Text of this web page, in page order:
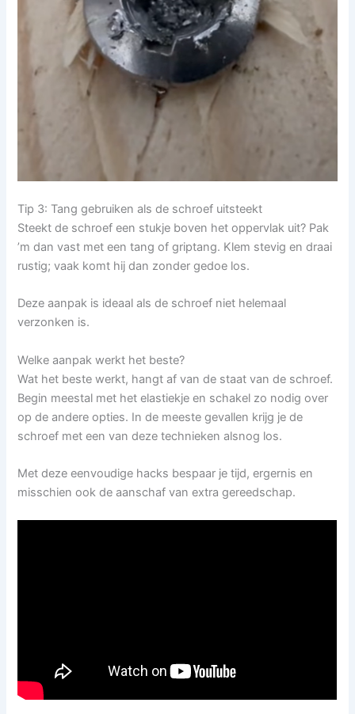
Tip 3: Tang gebruiken als de schroef uitsteekt
Steekt de schroef een stukje boven het oppervlak uit? Pak
’m dan vast met een tang of griptang. Klem stevig en draai
rustig; vaak komt hij dan zonder gedoe los.
Deze aanpak is ideaal als de schroef niet helemaal
verzonken is.
Welke aanpak werkt het beste?
Wat het beste werkt, hangt af van de staat van de schroef.
Begin meestal met het elastiekje en schakel zo nodig over
op de andere opties. In de meeste gevallen krijg je de
schroef met een van deze technieken alsnog los.
Met deze eenvoudige hacks bespaar je tijd, ergernis en
misschien ook de aanschaf van extra gereedschap.